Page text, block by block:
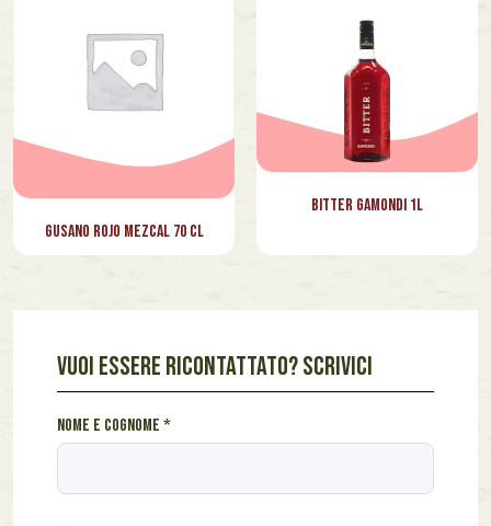
Gusano Rojo Mezcal 70 cl
Bitter Gamondi 1l
VUOI ESSERE RICONTATTATO? SCRIVICI
Nome e cognome *